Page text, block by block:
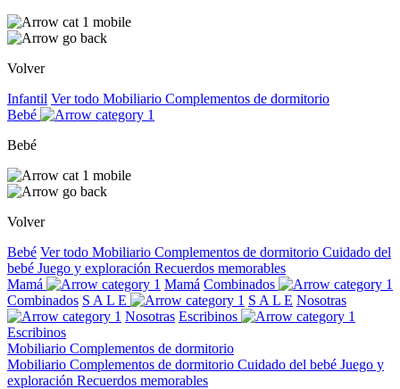
Volver
Infantil Ver todo Mobiliario Complementos de dormitorio
Bebé
Bebé
Volver
Bebé Ver todo Mobiliario Complementos de dormitorio Cuidado del
bebé Juego y exploración Recuerdos memorables
Mamá
Mamá Combinados
Combinados S A L E S A L E Nosotras
Nosotras Escribinos
Escribinos
Mobiliario Complementos de dormitorio
Mobiliario Complementos de dormitorio Cuidado del bebé Juego y
exploración Recuerdos memorables